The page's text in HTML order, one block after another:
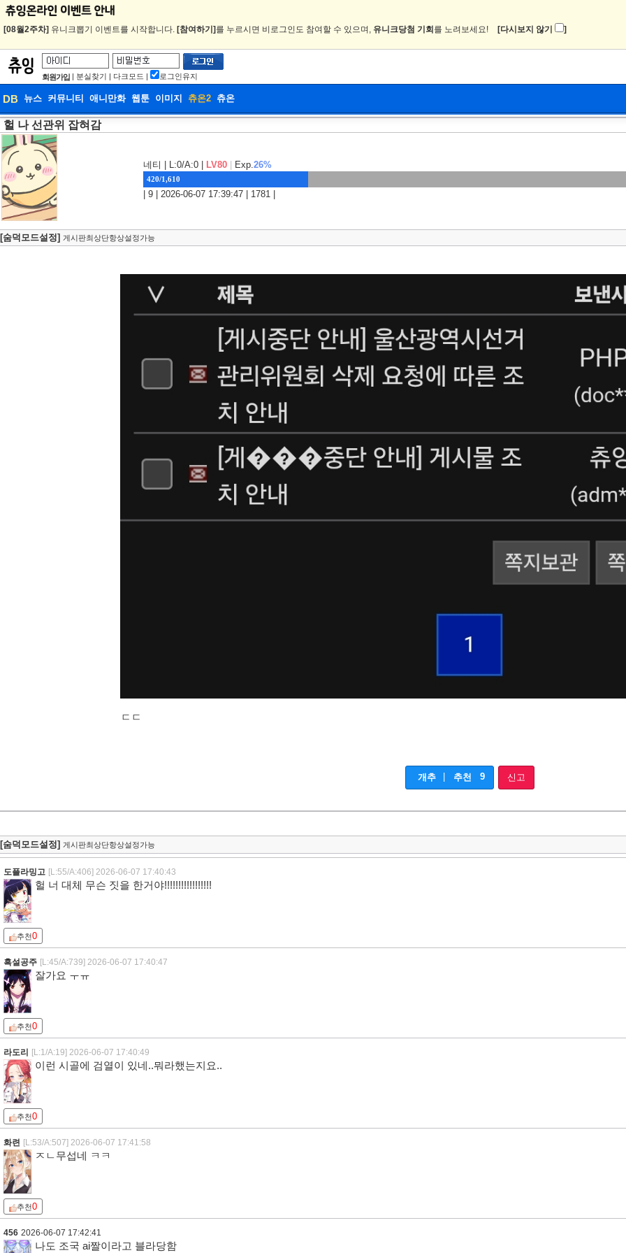
[08월2주차] 유니크뽑기 이벤트를 시작합니다. [참여하기] 를 누르시면 비로그인도 참여할 수 있으며, 유니크당첨 기회 를 노려보세요! [다시보지 않기 ]
회원가입 | 분실찾기 | 다크모드 | 로그인유지
DB 뉴스 커뮤니티 애니만화 웹툰 이미지 츄온2 츄온
헐 나 선관위 잡혀감
네티 | L:0/A:0 | LV80 Exp.26%
420/1,610
| 9 | 2026-06-07 17:39:47 | 1781 |
[숨덕모드설정] 게시판최상단항상설정가능
ㄷㄷ
개추 추천 9 신고
[숨덕모드설정] 게시판최상단항상설정가능
도플라밍고 [L:55/A:406] 2026-06-07 17:40:43
헐 너 대체 무슨 짓을 한거야!!!!!!!!!!!!!!!!!
추천0
흑설공주 [L:45/A:739] 2026-06-07 17:40:47
잘가요 ㅜㅠ
추천0
라도리 [L:1/A:19] 2026-06-07 17:40:49
이런 시골에 검열이 있네..뭐라했는지요..
추천0
화련 [L:53/A:507] 2026-06-07 17:41:58
ㅈㄴ무섭네 ㅋㅋ
추천0
456 2026-06-07 17:42:41
나도 조국 ai짤이라고 블라당함